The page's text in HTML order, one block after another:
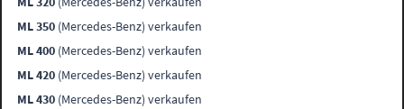
ML 350 (Mercedes-Benz) verkaufen
ML 400 (Mercedes-Benz) verkaufen
ML 420 (Mercedes-Benz) verkaufen
ML 430 (Mercedes-Benz) verkaufen